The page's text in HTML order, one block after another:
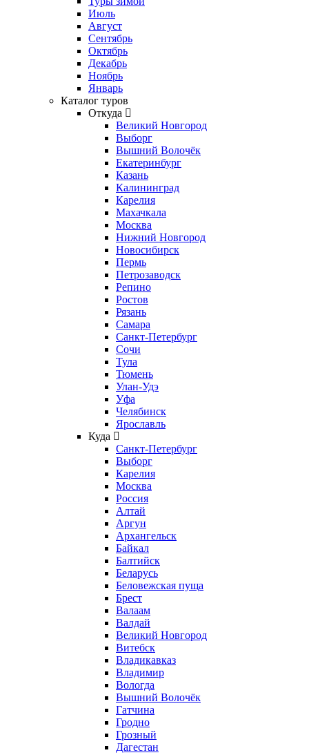
Июль
Август
Сентябрь
Октябрь
Декабрь
Ноябрь
Январь
Каталог туров
Откуда
Великий Новгород
Выборг
Вышний Волочёк
Екатеринбург
Казань
Калининград
Карелия
Махачкала
Москва
Нижний Новгород
Новосибирск
Пермь
Петрозаводск
Репино
Ростов
Рязань
Самара
Санкт-Петербург
Сочи
Тула
Тюмень
Улан-Удэ
Уфа
Челябинск
Ярославль
Куда
Санкт-Петербург
Выборг
Карелия
Москва
Россия
Алтай
Аргун
Архангельск
Байкал
Балтийск
Беларусь
Беловежская пуща
Брест
Валаам
Валдай
Великий Новгород
Витебск
Владикавказ
Владимир
Вологда
Вышний Волочёк
Гатчина
Гродно
Грозный
Дагестан